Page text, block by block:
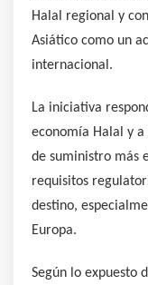
Halal regional y
Asiático como un
internacional.
La iniciativa
economía Halal y
de suministro más
requisitos
destino,
Europa.
Según lo expuesto